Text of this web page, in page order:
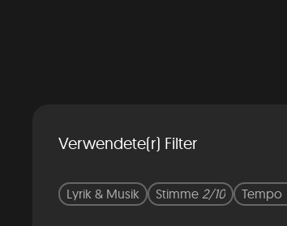
Verwendete(r) Filter
Lyrik & Musik Stimme 2/10 Tempo